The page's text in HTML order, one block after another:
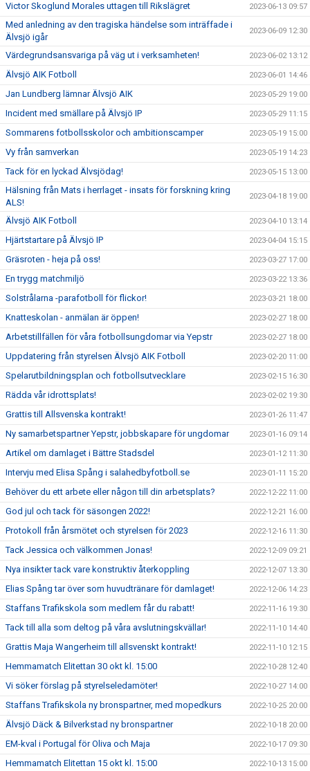
Victor Skoglund Morales uttagen till Rikslägret 2023-06-13 09:57
Med anledning av den tragiska händelse som inträffade i
Älvsjö igår
2023-06-09 12:30
Värdegrundsansvariga på väg ut i verksamheten! 2023-06-02 13:12
Älvsjö AIK Fotboll 2023-06-01 14:46
Jan Lundberg lämnar Älvsjö AIK 2023-05-29 19:00
Incident med smällare på Älvsjö IP 2023-05-29 11:15
Sommarens fotbollsskolor och ambitionscamper 2023-05-19 15:00
Vy från samverkan 2023-05-19 14:23
Tack för en lyckad Älvsjödag! 2023-05-15 13:00
Hälsning från Mats i herrlaget - insats för forskning kring
ALS!
2023-04-18 19:00
Älvsjö AIK Fotboll 2023-04-10 13:14
Hjärtstartare på Älvsjö IP 2023-04-04 15:15
Gräsroten - heja på oss! 2023-03-27 17:00
En trygg matchmiljö 2023-03-22 13:36
Solstrålarna -parafotboll för flickor! 2023-03-21 18:00
Knatteskolan - anmälan är öppen! 2023-02-27 18:00
Arbetstillfällen för våra fotbollsungdomar via Yepstr 2023-02-27 18:00
Uppdatering från styrelsen Älvsjö AIK Fotboll 2023-02-20 11:00
Spelarutbildningsplan och fotbollsutvecklare 2023-02-15 16:30
Rädda vår idrottsplats! 2023-02-02 19:30
Grattis till Allsvenska kontrakt! 2023-01-26 11:47
Ny samarbetspartner Yepstr, jobbskapare för ungdomar 2023-01-16 09:14
Artikel om damlaget i Bättre Stadsdel 2023-01-12 11:30
Intervju med Elisa Spång i salahedbyfotboll.se 2023-01-11 15:20
Behöver du ett arbete eller någon till din arbetsplats? 2022-12-22 11:00
God jul och tack för säsongen 2022! 2022-12-21 16:00
Protokoll från årsmötet och styrelsen för 2023 2022-12-16 11:30
Tack Jessica och välkommen Jonas! 2022-12-09 09:21
Nya insikter tack vare konstruktiv återkoppling 2022-12-07 13:30
Elias Spång tar över som huvudtränare för damlaget! 2022-12-06 14:23
Staffans Trafikskola som medlem får du rabatt! 2022-11-16 19:30
Tack till alla som deltog på våra avslutningskvällar! 2022-11-10 14:40
Grattis Maja Wangerheim till allsvenskt kontrakt! 2022-11-10 12:15
Hemmamatch Elitettan 30 okt kl. 15:00 2022-10-28 12:40
Vi söker förslag på styrelseledamöter! 2022-10-27 14:00
Staffans Trafikskola ny bronspartner, med mopedkurs 2022-10-25 20:00
Älvsjö Däck & Bilverkstad ny bronspartner 2022-10-18 20:00
EM-kval i Portugal för Oliva och Maja 2022-10-17 09:30
Hemmamatch Elitettan 15 okt kl. 15:00 2022-10-13 15:00